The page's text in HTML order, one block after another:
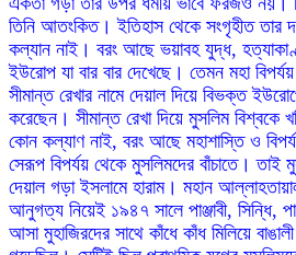
তিনি আতংকিত। ইতিহাস থেকে সংগৃহীত তার
কল্যান নাই। বরং আছে ভয়াবহ যুদ্ধ,
ইউরোপ যা বার বার দেখেছে। তেমন মহা বিপর্যয়
সীমান্ত রেখার নামে দেয়াল দিয়ে বিভক্ত
করেছেন। সীমান্ত রেখা দিয়ে মুসলিম বিশ্বকে
কোন কল্যাণ নাই, বরং আছে মহাশাস্তি ও
সেরূপ বিপর্যয় থেকে মুসলিমদের বাঁচাতে। তাই
দেয়াল গড়া ইসলামে হারাম। মহান
আনুগত্য নিয়েই ১৯৪৭ সালে পাঞ্জাবী, সিন্ধি,
আসা মুহাজিরদের সাথে কাঁধে কাঁধ মিলিয়ে